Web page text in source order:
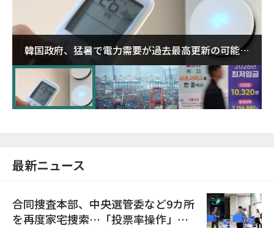
韓国政府、猛暑で電力需要が過去最高更新の可能性
に需給対応体制を点検
最新ニュース
合同捜査本部、中央選管委など9カ所
を再度家宅捜索…「投票率操作」の